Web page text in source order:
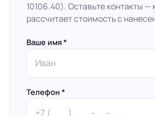
10106.40). Оставьте контакты
рассчитает стоимость с
Ваше имя *
Телефон *